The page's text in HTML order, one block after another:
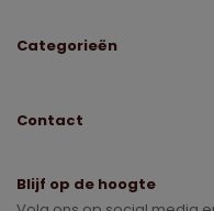
Categorieën
Contact
Blijf op de hoogte